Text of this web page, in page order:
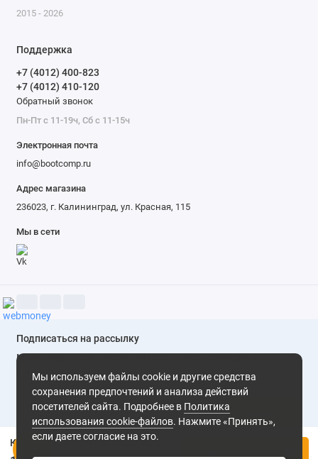
Мы используем файлы cookie и другие средства
сохранения предпочтений и анализа действий
посетителей сайта. Подробнее в Политика
использования cookie-файлов. Нажмите «Принять»,
если даете согласие на это.
2015 - 2026
Поддержка
+7 (4012) 400-823
+7 (4012) 410-120
Обратный звонок
Пн-Пт с 11-19ч, Сб с 11-15ч
Электронная почта
info@bootcomp.ru
Адрес магазина
236023, г. Калининград, ул. Красная, 115
Мы в сети
Подписаться на рассылку
Мы не будем присылать вам спам. Только скидки и
выгодные предложения